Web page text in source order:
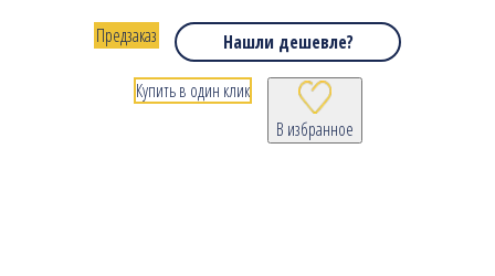
Нашли дешевле?
В избранное
Предзаказ
Купить в один клик